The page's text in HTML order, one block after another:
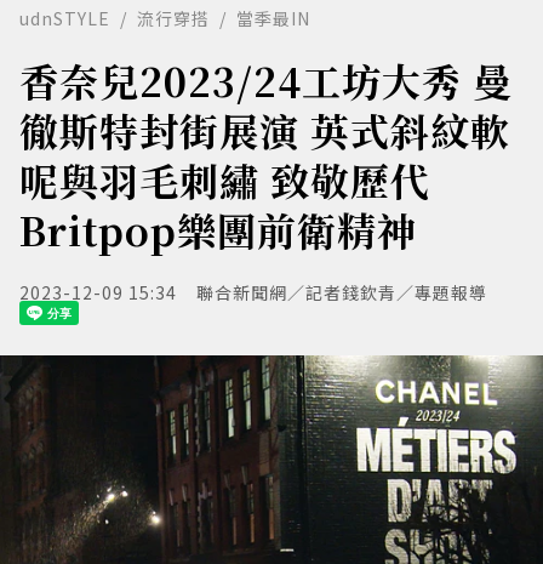
udnSTYLE 流行穿搭 當季最IN
香奈兒2023/24工坊大秀 曼
徹斯特封街展演 英式斜紋軟
呢與羽毛刺繡 致敬歷代
Britpop樂團前衛精神
2023-12-09 15:34 聯合新聞網／記者錢欽青／專題報導